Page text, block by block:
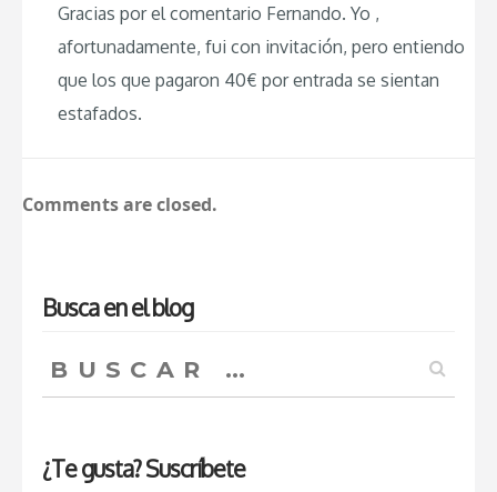
Gracias por el comentario Fernando. Yo ,
afortunadamente, fui con invitación, pero entiendo
que los que pagaron 40€ por entrada se sientan
estafados.
Comments are closed.
Busca en el blog
¿Te gusta? Suscríbete